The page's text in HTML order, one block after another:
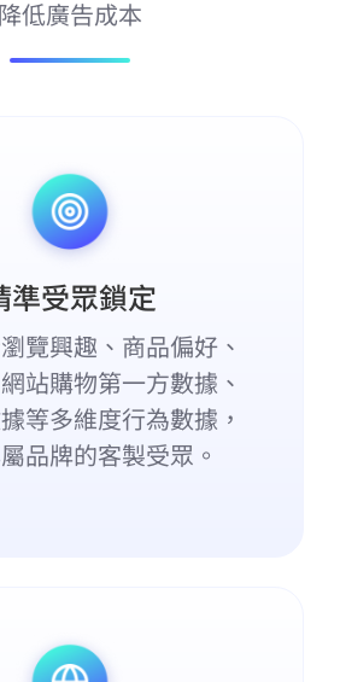
降低廣告成本
準受眾鎖定
覽興趣、商品偏好、
站購物第一方數據、
等多維度行為數據，
品牌的客製受眾。